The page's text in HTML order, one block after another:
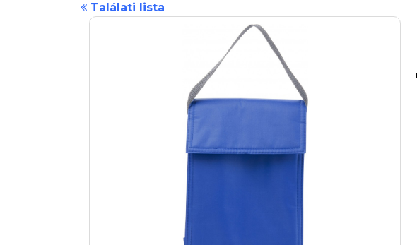
Találati lista